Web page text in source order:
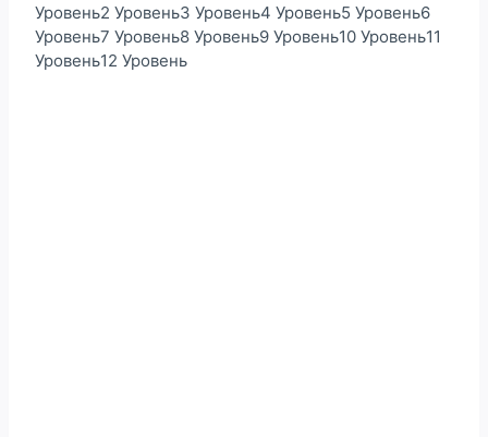
Уровень2 Уровень3 Уровень4 Уровень5 Уровень6
Уровень7 Уровень8 Уровень9 Уровень10 Уровень11
Уровень12 Уровень